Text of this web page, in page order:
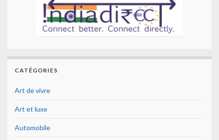
CATÉGORIES
Art de vivre
Art et luxe
Automobile